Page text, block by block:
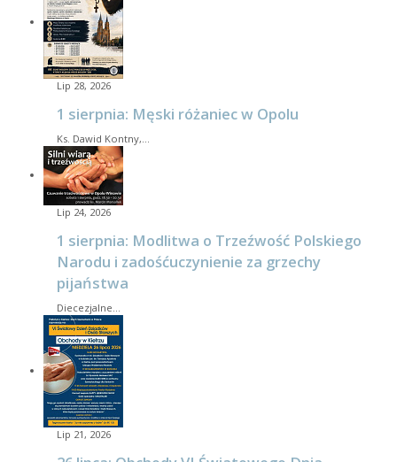
Lip 28, 2026
1 sierpnia: Męski różaniec w Opolu
Ks. Dawid Kontny,…
Lip 24, 2026
1 sierpnia: Modlitwa o Trzeźwość Polskiego
Narodu i zadośćuczynienie za grzechy
pijaństwa
Diecezjalne…
Lip 21, 2026